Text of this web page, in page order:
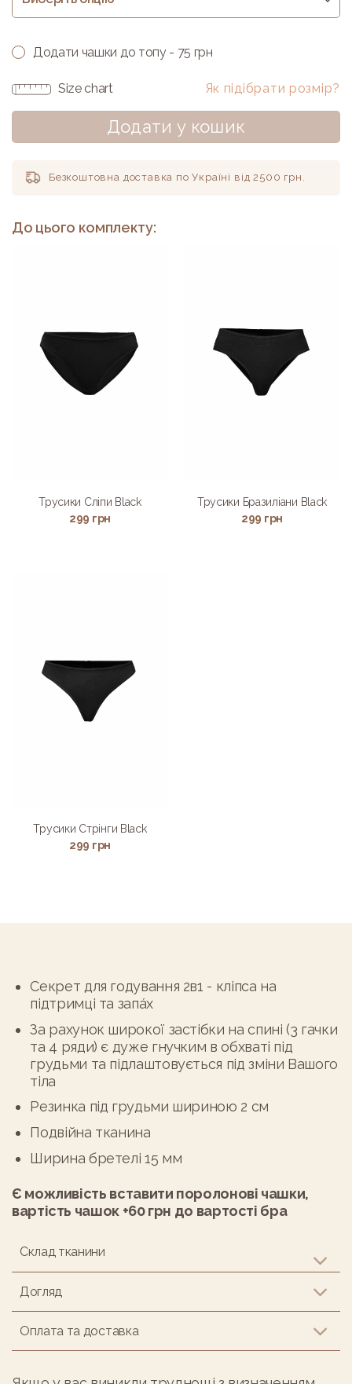
Додати чашки до топу - 75 грн
Size chart Як підібрати розмір?
Додати у кошик
Безкоштовна доставка по Україні від 2500 грн.
До цього комплекту:
Трусики Сліпи Black
299 грн
Трусики Бразиліани Black
299 грн
Трусики Стрінги Black
299 грн
Секрет для годування 2в1 - кліпса на
підтримці та запа́х
За рахунок широкої застібки на спині (3 гачки
та 4 ряди) є дуже гнучким в обхваті під
грудьми та підлаштовується під зміни Вашого
тіла
Резинка під грудьми шириною 2 см
Подвійна тканина
Ширина бретелі 15 мм
Є можливість вставити поролонові чашки,
вартість чашок +60 грн до вартості бра
Склад тканини
Догляд
Оплата та доставка